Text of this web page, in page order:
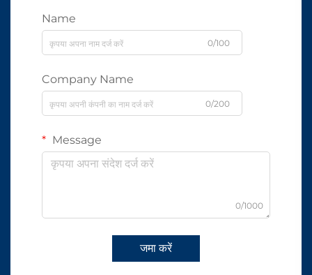
Name
0/100
Company Name
0/200
Message
0/1000
जमा करें